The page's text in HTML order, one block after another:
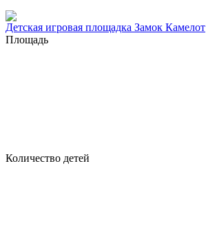
Детская игровая площадка Замок Камелот
Площадь
Количество детей